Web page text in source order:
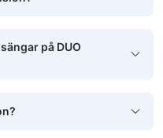
på DUO